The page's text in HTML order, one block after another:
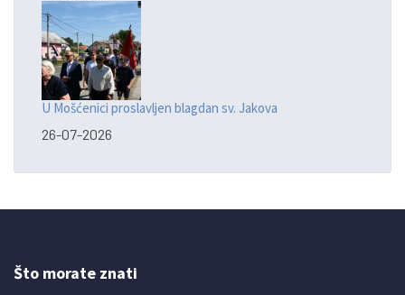
U Mošćenici proslavljen blagdan sv. Jakova
26-07-2026
Što morate znati